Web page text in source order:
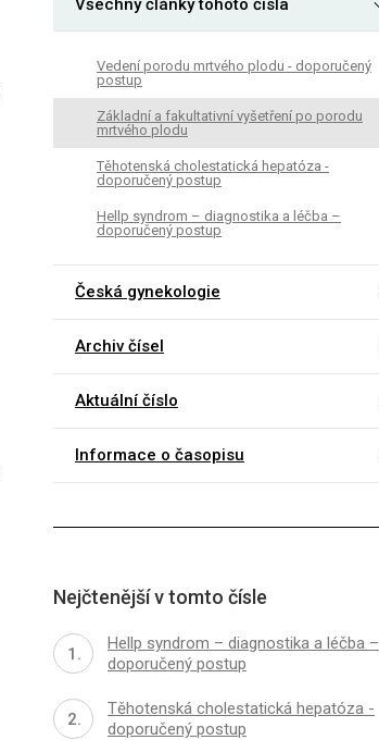
Vedení porodu mrtvého plodu - doporučený
postup
Základní a fakultativní vyšetření po porodu
mrtvého plodu
Těhotenská cholestatická hepatóza -
doporučený postup
Hellp syndrom – diagnostika a léčba –
doporučený postup
Česká gynekologie
Archiv čísel
Aktuální číslo
Informace o časopisu
Nejčtenější v tomto čísle
Hellp syndrom – diagnostika a léčba –
doporučený postup
Těhotenská cholestatická hepatóza -
doporučený postup